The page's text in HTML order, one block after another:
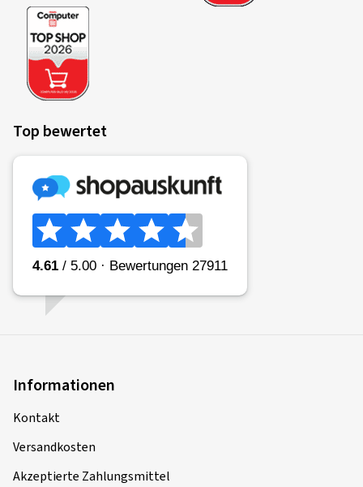
Top bewertet
Informationen
Kontakt
Versandkosten
Akzeptierte Zahlungsmittel